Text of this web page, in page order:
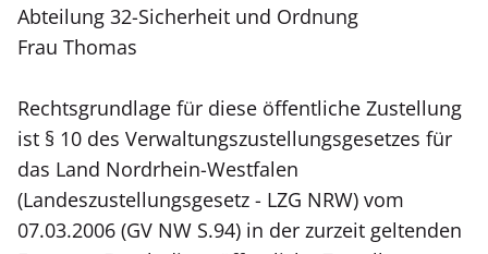
Abteilung 32-Sicherheit und Ordnung
Frau Thomas
Rechtsgrundlage für diese öffentliche Zustellung
ist § 10 des Verwaltungszustellungsgesetzes für
das Land Nordrhein-Westfalen
(Landeszustellungsgesetz - LZG NRW) vom
07.03.2006 (GV NW S.94) in der zurzeit geltenden